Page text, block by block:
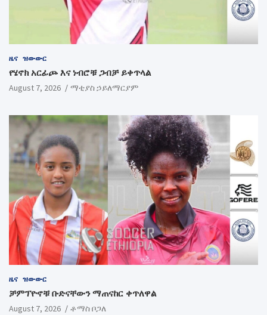
ዜና ዝውውር
የሄኖክ አርፊጮ እና ነብሮቹ ጋብቻ ይቀጥላል
August 7, 2026 ማቲያስ ኃይለማርያም
ዜና ዝውውር
ቻምፕዮኖቹ ቡድናቸውን ማጠናከር ቀጥለዋል
August 7, 2026 ቶማስ ቦጋለ